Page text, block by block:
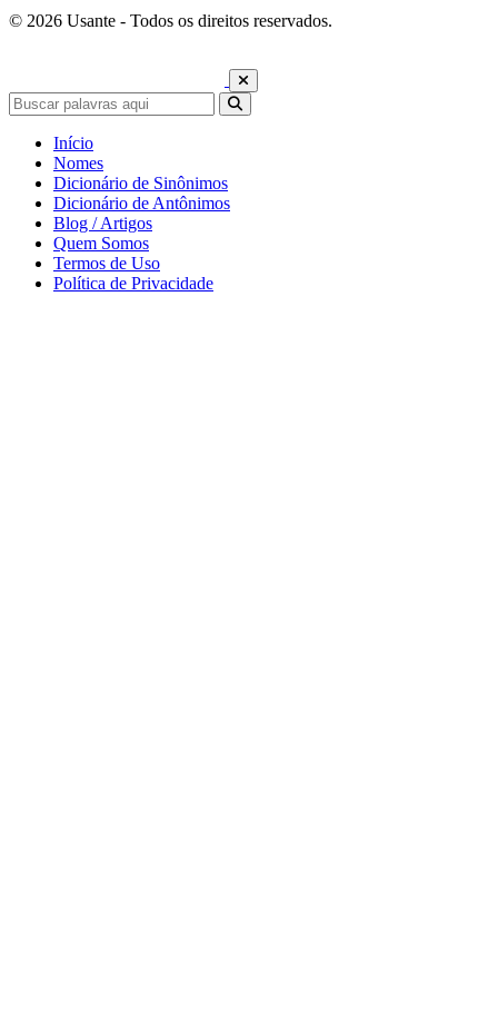
© 2026 Usante - Todos os direitos reservados.
Início
Nomes
Dicionário de Sinônimos
Dicionário de Antônimos
Blog / Artigos
Quem Somos
Termos de Uso
Política de Privacidade